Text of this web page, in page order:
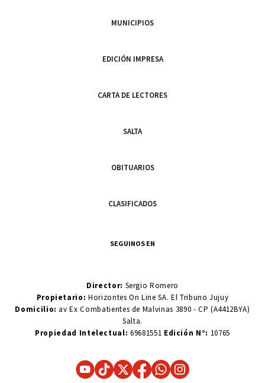
MUNICIPIOS
EDICIÓN IMPRESA
CARTA DE LECTORES
SALTA
OBITUARIOS
CLASIFICADOS
SEGUINOS EN
Director: Sergio Romero
Propietario:Horizontes On Line SA. El Tribuno Jujuy
Domicilio: av Ex Combatientes de Malvinas 3890 - CP (A4412BYA)
Salta.
Propiedad Intelectual: 69681551 Edición N°: 10765